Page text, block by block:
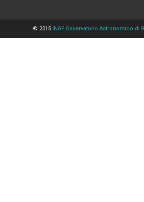
© 2015 INAF Osservatorio Astronomico di